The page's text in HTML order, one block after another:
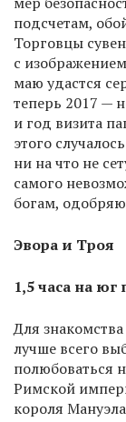
подсчетам,
Торговцы
с
маю удастся
теперь 2017 —
и год визита
этого
ни на что не
самого
богам,
Эвора и Троя
1,5 часа на юг
Для
лучше всего
полюбоваться
Римской
короля